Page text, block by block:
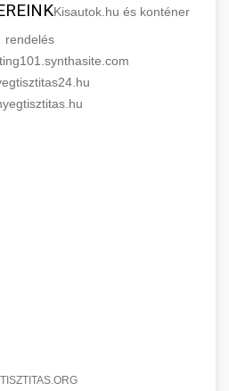
Kisautok.hu és konténer
rendelés